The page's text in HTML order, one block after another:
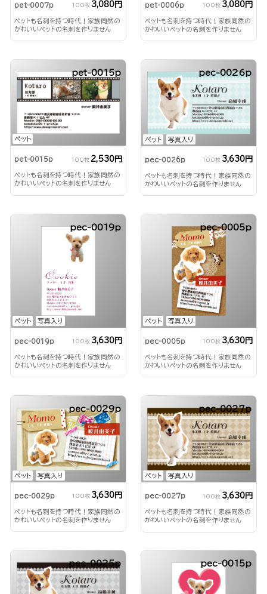
pet-0007p 100枚 3,080円
ペットも名刺を持つ時代！家族同然の
かわいいペットの名刺を作りません
pet-0006p 100枚 3,080円
ペットも名刺を持つ時代！家族同然の
かわいいペットの名刺を作りません
ペット
pet-0015p
pet-0015p 100枚 2,530円
ペットも名刺を持つ時代！家族同然の
かわいいペットの名刺を作りません
ペット 写真入り
pec-0026p
pec-0026p 100枚 3,630円
ペットも名刺を持つ時代！家族同然の
かわいいペットの名刺を作りません
ペット 写真入り
pec-0019p
pec-0019p 100枚 3,630円
ペットも名刺を持つ時代！家族同然の
かわいいペットの名刺を作りません
ペット 写真入り
pec-0005p
pec-0005p 100枚 3,630円
ペットも名刺を持つ時代！家族同然の
かわいいペットの名刺を作りません
ペット 写真入り
pec-0029p
pec-0029p 100枚 3,630円
ペットも名刺を持つ時代！家族同然の
かわいいペットの名刺を作りません
ペット 写真入り
pec-0027p
pec-0027p 100枚 3,630円
ペットも名刺を持つ時代！家族同然の
かわいいペットの名刺を作りません
pec-0025p pec-0015p